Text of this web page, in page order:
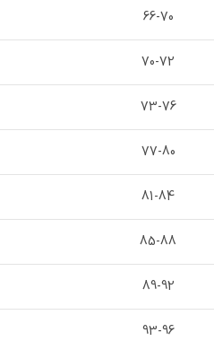
66-70
70-72
73-76
77-80
81-84
85-88
89-92
93-96